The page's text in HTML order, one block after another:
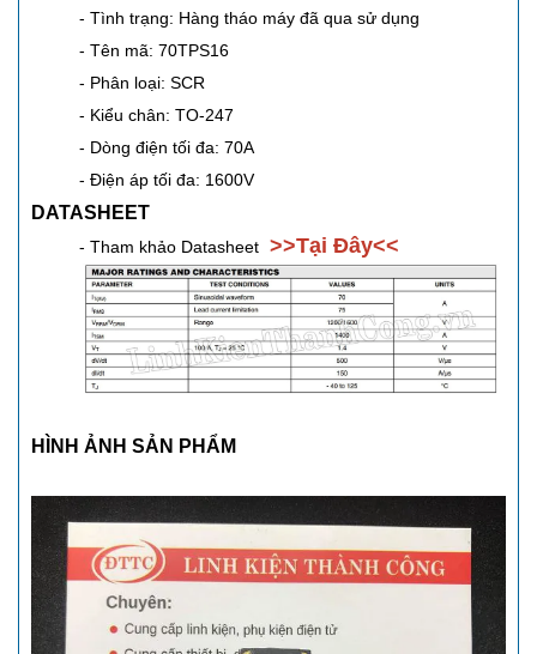
- Tình trạng: Hàng tháo máy đã qua sử dụng
- Tên mã: 70TPS16
- Phân loại: SCR
- Kiểu chân: TO-247
- Dòng điện tối đa: 70A
- Điện áp tối đa: 1600V
DATASHEET
- Tham khảo Datasheet >>Tại Đây<<
HÌNH ẢNH SẢN PHẨM